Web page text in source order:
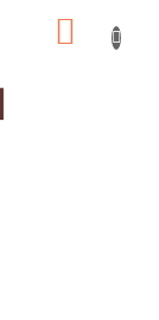
KOSÁR